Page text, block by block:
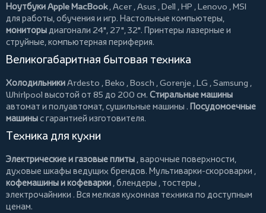
Ноутбуки Apple MacBook,Acer ,Asus ,Dell ,HP ,Lenovo ,MSI
для работы, обучения и игр. Настольные компьютеры,
мониторыдиагонали 24", 27", 32". Принтеры лазерные и
струйные, компьютерная периферия.
Великогабаритная бытовая техника
ХолодильникиArdesto ,Beko ,Bosch ,Gorenje ,LG ,Samsung ,
Whirlpool высотой от 85 до 200 см. Стиральные машины
автомат и полуавтомат,сушильные машины . Посудомоечные
машиныс гарантией изготовителя.
Техника для кухни
Электрические и газовые плиты , варочные поверхности,
духовые шкафы ведущих брендов. Мультиварки-скороварки ,
кофемашины и кофеварки ,блендеры , тостеры ,
электрочайники . Вся мелкая кухонная техника по доступным
ценам.